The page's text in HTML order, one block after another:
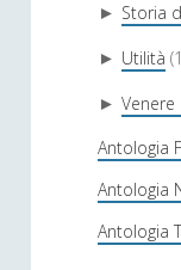
► Storia
► Utilità
► Venere
Antologia
Antologia
Antologia